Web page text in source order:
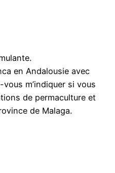
en Andalousie avec
m’indiquer si vous
de permaculture et
de Malaga.